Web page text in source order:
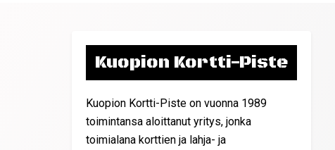
Kuopion Kortti-Piste
Kuopion Kortti-Piste on vuonna 1989
toimintansa aloittanut yritys, jonka
toimialana korttien ja lahja- ja